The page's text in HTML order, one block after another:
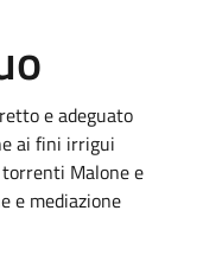
e adeguato
ai fini irrigui
Malone e
e mediazione